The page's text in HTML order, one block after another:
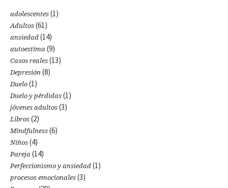
adolescentes (1)
Adultos (61)
ansiedad (14)
autoestima (9)
Casos reales (13)
Depresión (8)
Duelo (1)
Duelo y pérdidas (1)
jóvenes adultos (3)
Libros (2)
Mindfulness (6)
Niños (4)
Pareja (14)
Perfeccionismo y ansiedad (1)
procesos emocionales (3)